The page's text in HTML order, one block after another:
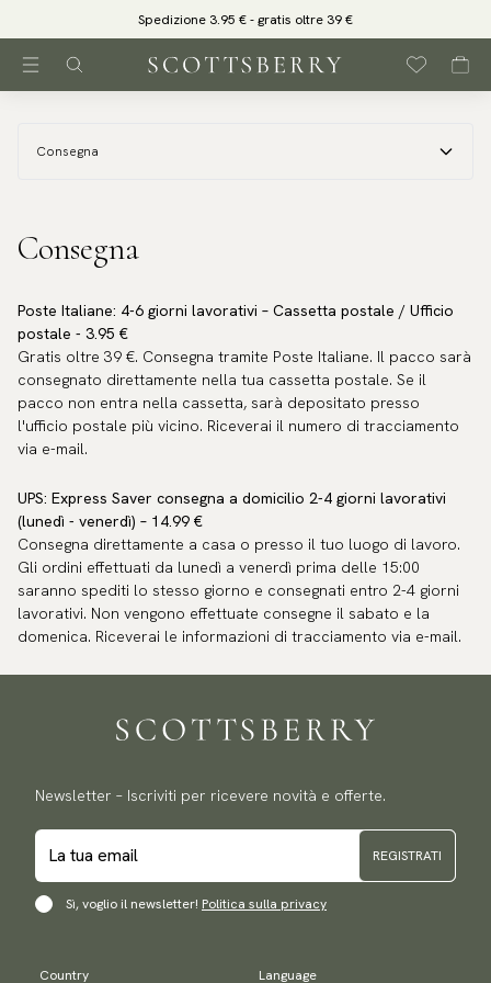
Spedizione 3.95 € - gratis oltre 39 €
Consegna
Consegna
Poste Italiane: 4-6 giorni lavorativi – Cassetta postale / Ufficio
postale - 3.95 €
Gratis oltre 39 €. Consegna tramite Poste Italiane. Il pacco sarà
consegnato direttamente nella tua cassetta postale. Se il
pacco non entra nella cassetta, sarà depositato presso
l'ufficio postale più vicino. Riceverai il numero di tracciamento
via e-mail.
UPS: Express Saver consegna a domicilio 2-4 giorni lavorativi
(lunedì - venerdì) – 14.99 €
Consegna direttamente a casa o presso il tuo luogo di lavoro.
Gli ordini effettuati da lunedì a venerdì prima delle 15:00
saranno spediti lo stesso giorno e consegnati entro 2-4 giorni
lavorativi. Non vengono effettuate consegne il sabato e la
domenica. Riceverai le informazioni di tracciamento via e-mail.
Newsletter – Iscriviti per ricevere novità e offerte.
REGISTRATI
Sì, voglio il newsletter! Politica sulla privacy
Country Language